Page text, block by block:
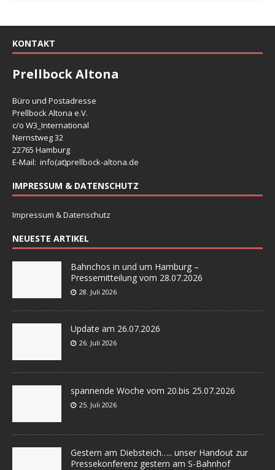
KONTAKT
Prellbock Altona
Büro und Postadresse
Prellbock Altona e.V.
c/o W3_International
Nernstweg 32
22765 Hamburg
E-Mail: info(at)prellbock-altona.de
IMPRESSUM & DATENSCHUTZ
Impressum & Datenschutz
NEUESTE ARTIKEL
Bahnchos in und um Hamburg –
Pressemitteilung vom 28.07.2026
28. Juli 2026
Update am 26.07.2026
26. Juli 2026
spannende Woche vom 20.bis 25.07.2026
25. Juli 2026
Gestern am Diebsteich….. unser Handout zur
Pressekonferenz gestern am S-Bahnhof